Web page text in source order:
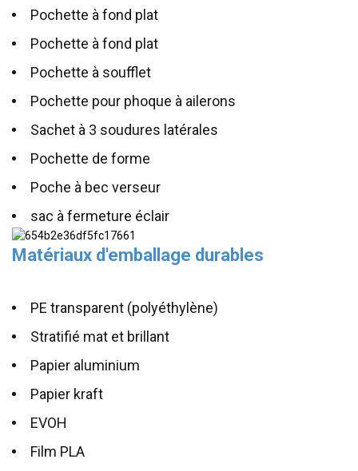
Pochette à fond plat
Pochette à fond plat
Pochette à soufflet
Pochette pour phoque à ailerons
Sachet à 3 soudures latérales
Pochette de forme
Poche à bec verseur
sac à fermeture éclair
Matériaux d'emballage durables
PE transparent (polyéthylène)
Stratifié mat et brillant
Papier aluminium
Papier kraft
EVOH
Film PLA